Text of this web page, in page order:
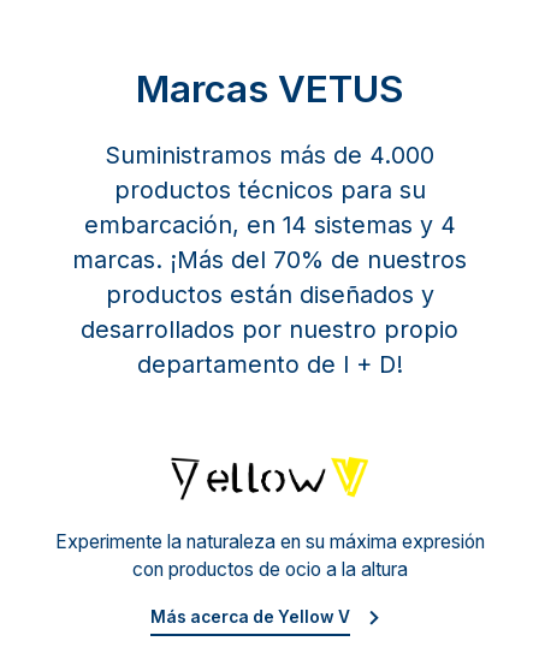
Marcas VETUS
Suministramos más de 4.000
productos técnicos para su
embarcación, en 14 sistemas y 4
marcas. ¡Más del 70% de nuestros
productos están diseñados y
desarrollados por nuestro propio
departamento de I + D!
Experimente la naturaleza en su máxima expresión
con productos de ocio a la altura
Más acerca de Yellow V